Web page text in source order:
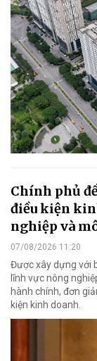
Chính phủ
điều kiện
nghiệp và
07/08/2026 11:20
Được xây dựng với
lĩnh vực nông
hành chính, đơn
kiện kinh doanh.